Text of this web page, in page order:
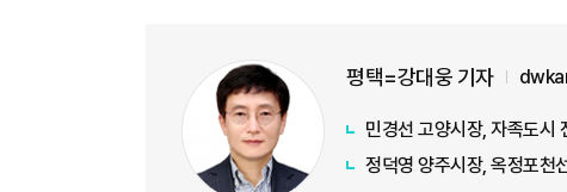
평택=강대웅 기자
민경선 고양시장, 자족도시
정덕영 양주시장, 옥정포천